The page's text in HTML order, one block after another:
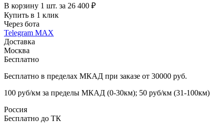
В корзину 1 шт. за 26 400 ₽
Купить в 1 клик
Через бота
Telegram MAX
Доставка
Москва
Бесплатно
Бесплатно в пределах МКАД при заказе от 30000 руб.
100 руб/км за пределы МКАД (0-30км); 50 руб/км (31-100км)
Россия
Бесплатно до ТК